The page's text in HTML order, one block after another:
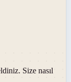
Size nasıl